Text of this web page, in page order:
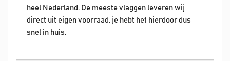
heel Nederland. De meeste vlaggen leveren wij
direct uit eigen voorraad, je hebt het hierdoor dus
snel in huis.